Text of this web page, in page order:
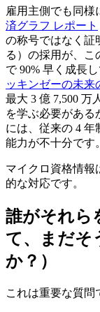
雇用主側でも同様
済グラフ レポート
の称号ではなく証
る）の採用が、こ
で 90% 早く成長
ッキンゼーの未来
最大 3 億 7,500 万
を学ぶ必要がある
には、従来の 4 年
能力が不十分です。
マイクロ資格情報
的な対応です。
誰がそれら
て、まだそ
か？）
これは重要な質問